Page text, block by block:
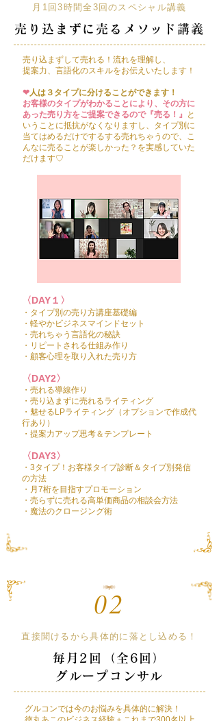
月1回3時間全3回のスペシャル講義
売り込まずに売るメソッド 講義
売り込まずして売れる！流れを理解し、
提案力、言語化のスキルをお伝えいたします！
❤︎人は３タイプに分けることができます！
お客様のタイプがわかることにより、その方に
あった売り方をご提案できるので『売る！』
と
いうことに抵抗がなくなりますし、タイプ別に
当てはめるだけでするする売れちゃうので、こ
んなに売ることが楽しかった？を実感していた
だけます♡
​〈DAY１〉
・タイプ別の売り方講座基礎編
・軽やかビジネスマインドセット
・売れちゃう言語化の秘訣
・リピートされる仕組み作り
​・顧客心理を取り入れた売り方
​〈DAY2〉
・売れる導線作り
・売り込まずに売れるライティング
・魅せるLPライティング（オプションで作成代
行あり）
・提案力アップ思考＆テンプレート
​〈DAY3〉
​・3タイプ！お客様タイプ診断＆タイプ別発信
の方法
・月7桁を目指すプロモーション
・売らずに売れる高単価商品の相談会方法
・魔法のクロージング術
直接聞けるから具体的に落とし込める！
毎月2回（全6回）
グループコンサル
グルコンでは今のお悩みを具体的に解決！